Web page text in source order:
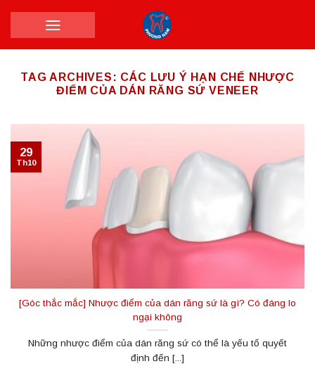
TAG ARCHIVES: CÁC LƯU Ý HẠN CHẾ NHƯỢC
ĐIỂM CỦA DÁN RĂNG SỨ VENEER
[Góc thắc mắc] Nhược điểm của dán răng sứ là gì? Có đáng lo
ngại không
Những nhược điểm của dán răng sứ có thể là yếu tố quyết
định đến [...]
29
Th10